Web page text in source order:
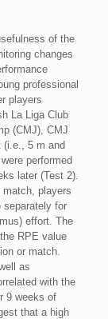
of the
changes
professional
La Liga Club
(CMJ), CMJ
(i.e., 5 m and
performed
later (Test 2).
match, players
separately for
effort. The
RPE value
or match.
as
with the
9 weeks of
that a high